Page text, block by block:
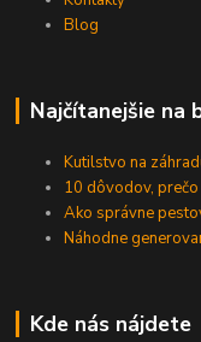
Blog
Najčítanejšie na
Kutilstvo na
10 dôvodov,
Ako správne
Náhodne
Kde nás nájdete